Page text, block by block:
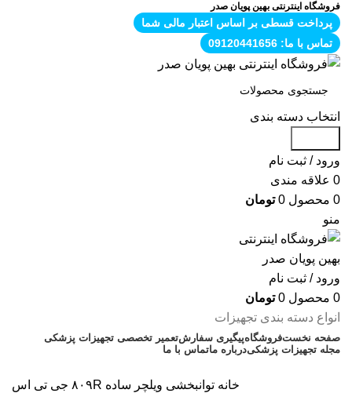
فروشگاه اینترنتی بهین پویان صدر
پرداخت قسطی بر اساس اعتبار مالی شما
تماس با ما: 09120441656
انتخاب دسته بندی
ورود / ثبت نام
0 علاقه مندی
0 محصول 0 تومان
منو
ورود / ثبت نام
0 محصول 0 تومان
انواع دسته بندی تجهیزات
صفحه نخستفروشگاهپیگیری سفارشتعمیر تخصصی تجهیزات پزشکی
مجله تجهیزات پزشکیدرباره ماتماس با ما
خانه توانبخشی ویلچر ساده ۸۰۹R جی تی اس